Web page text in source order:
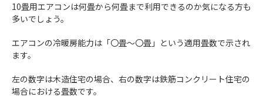
10畳用エアコンは何畳から何畳まで利用できるのか気になる方も
多いでしょう。
エアコンの冷暖房能力は「〇畳～〇畳」という適用畳数で示され
ます。
左の数字は木造住宅の場合、右の数字は鉄筋コンクリート住宅の
場合における畳数です。